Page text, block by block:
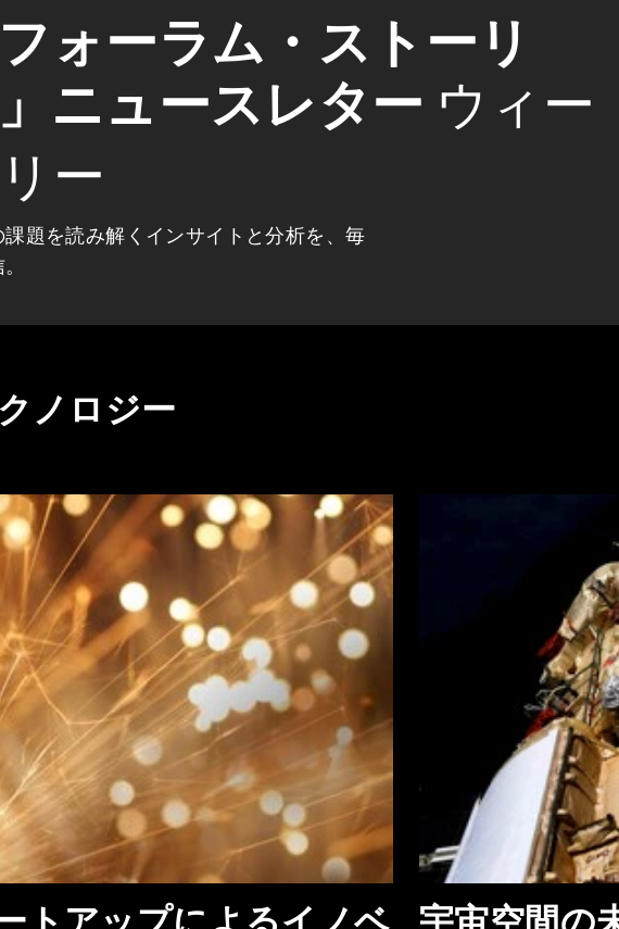
フォーラム・ストーリ
ニュースレター ウィー
ー
課題を読み解くインサイトと分析を、毎
ノロジー